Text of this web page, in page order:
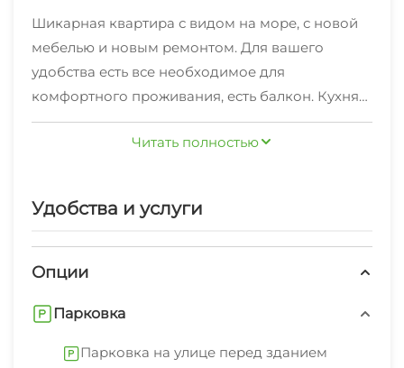
Шикарная квартира с видом на море, с новой
мебелью и новым ремонтом. Для вашего
удобства есть все необходимое для
комфортного проживания, есть балкон. Кухня
оборудована всей необходимой посудой,
столовые приборы, СВЧ, холодильник, чайник,
телевизоры Smаrt ТV, высокоскоростной Wi-Fi,
Двуспальная кровать, диван кровать,
Читать полностью
Удобства и услуги
Опции
Парковка
Парковка на улице перед зданием